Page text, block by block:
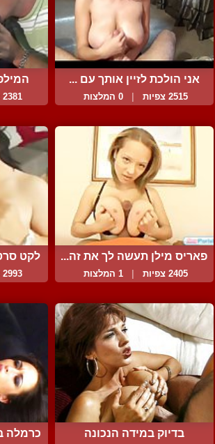
אני הולכת לזיין אותך עם ...
2515 צפיות 0 המלצות 2381 צפיות
פאריס מילן תעשה לך את זה...
2405 צפיות 1 המלצות
לקט
2993 צפיות
בדיוק במידה הנכונה כרמלה